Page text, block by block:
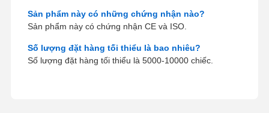
Sản phẩm này có những chứng nhận nào?
Sản phẩm này có chứng nhận CE và ISO.
Số lượng đặt hàng tối thiểu là bao nhiêu?
Số lượng đặt hàng tối thiểu là 5000-10000 chiếc.